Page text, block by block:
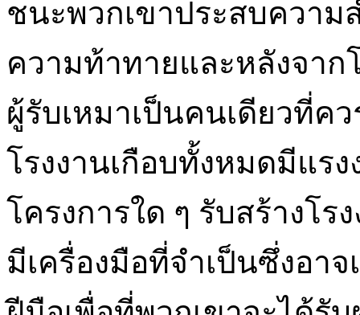
ชนะพวกเขาประสบความ
ความท้าทายและหลังจาก
ผู้รับเหมาเป็นคนเดียวที่ค
โรงงานเกือบทั้งหมดมีแร
โครงการใด ๆ รับสร้างโ
มีเครื่องมือที่จำเป็นซึ่งอา